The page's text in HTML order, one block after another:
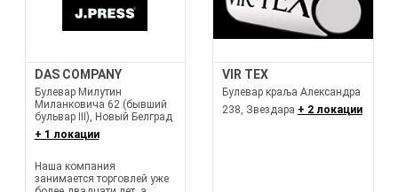
DAS COMPANY
Булевар Милутин
Миланковича 62 (бывший
бульвар III), Новый Белград
+ 1 локации
Наша компания
занимается торговлей уже
VIR TEX
Булевар краља Александра
238, Звездара + 2 локации